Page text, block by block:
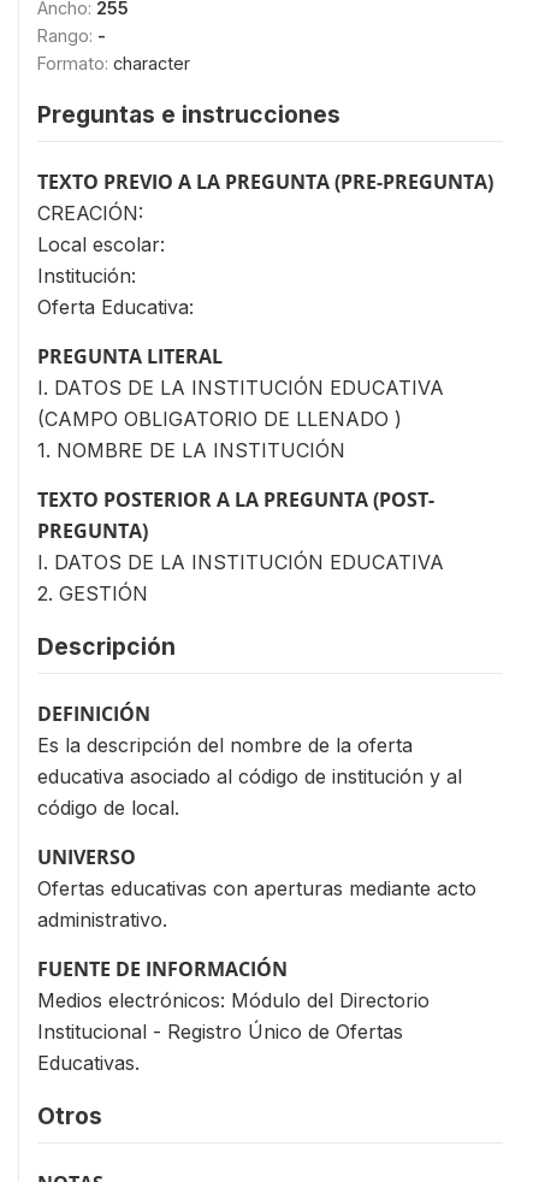
Ancho: 255
Rango: -
Formato: character
Preguntas e instrucciones
TEXTO PREVIO A LA PREGUNTA (PRE-PREGUNTA)
CREACIÓN:
Local escolar:
Institución:
Oferta Educativa:
PREGUNTA LITERAL
I. DATOS DE LA INSTITUCIÓN EDUCATIVA
(CAMPO OBLIGATORIO DE LLENADO )
1. NOMBRE DE LA INSTITUCIÓN
TEXTO POSTERIOR A LA PREGUNTA (POST-
PREGUNTA)
I. DATOS DE LA INSTITUCIÓN EDUCATIVA
2. GESTIÓN
Descripción
DEFINICIÓN
Es la descripción del nombre de la oferta
educativa asociado al código de institución y al
código de local.
UNIVERSO
Ofertas educativas con aperturas mediante acto
administrativo.
FUENTE DE INFORMACIÓN
Medios electrónicos: Módulo del Directorio
Institucional - Registro Único de Ofertas
Educativas.
Otros